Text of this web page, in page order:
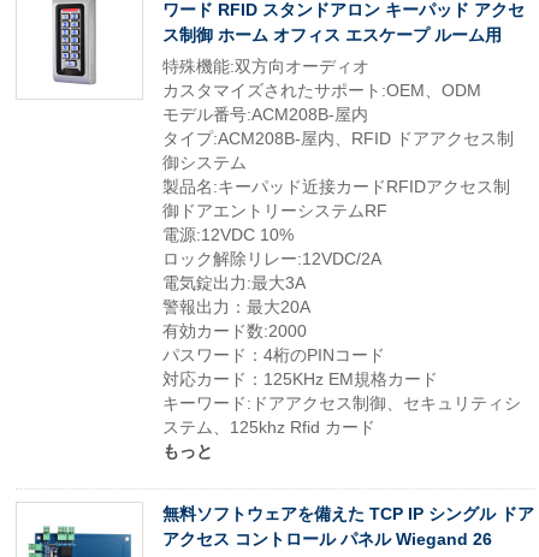
ワード RFID スタンドアロン キーパッド アクセ
ス制御 ホーム オフィス エスケープ ルーム用
特殊機能:双方向オーディオ
カスタマイズされたサポート:OEM、ODM
モデル番号:ACM208B-屋内
タイプ:ACM208B-屋内、RFID ドアアクセス制
御システム
製品名:キーパッド近接カードRFIDアクセス制
御ドアエントリーシステムRF
電源:12VDC 10%
ロック解除リレー:12VDC/2A
電気錠出力:最大3A
警報出力：最大20A
有効カード数:2000
パスワード：4桁のPINコード
対応カード：125KHz EM規格カード
キーワード:ドアアクセス制御、セキュリティシ
ステム、125khz Rfid カード
もっと
無料ソフトウェアを備えた TCP IP シングル ドア
アクセス コントロール パネル Wiegand 26